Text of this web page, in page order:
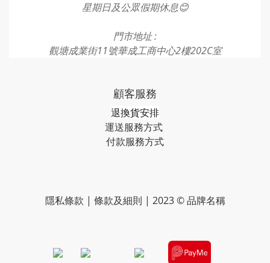
星期日及公眾假期休息😊
門市地址 :
觀塘成業街11號華成工商中心2樓202C室
顧客服務
退換貨安排
運送服務方式
付款服務方式​​​
隱私條款 | 條款及細則 | 2023 © 品牌名稱